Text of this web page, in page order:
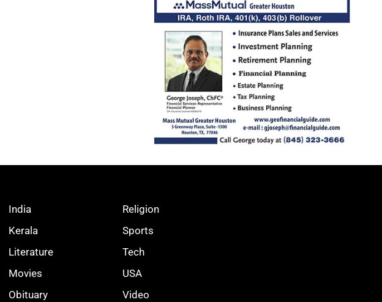
India
Kerala
Literature
Movies
Obituary
Religion
Sports
Tech
USA
Video